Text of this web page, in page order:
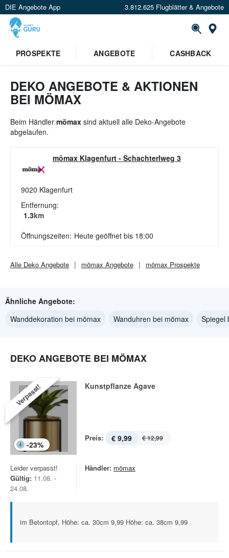
DIE Angebote App 3.812.625 Flugblätter & Angebote
PROSPEKTE
ANGEBOTE CASHBACK
DEKO ANGEBOTE & AKTIONEN
BEI MÖMAX
Beim Händler mömax sind aktuell alle Deko-Angebote
abgelaufen.
mömax Klagenfurt - Schachterlweg 3
9020 Klagenfurt
Entfernung:
1.3km
Öffnungszeiten: Heute geöffnet bis 18:00
Alle Deko Angebote mömax Angebote mömax Prospekte
Ähnliche Angebote:
Wanddekoration bei mömax
Wanduhren bei mömax Spiegel
DEKO ANGEBOTE BEI MÖMAX
Verpasst!
-23%
Kunstpflanze Agave
Preis: € 9,99 € 12,99
Leider verpasst!
Gültig: 11.08. -
24.08.
Händler: mömax
im Betontopf, Höhe: ca. 30cm 9,99 Höhe: ca. 38cm 9,99